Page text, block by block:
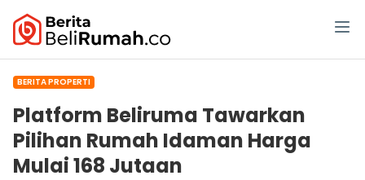
BERITA PROPERTI
Platform Beliruma Tawarkan
Pilihan Rumah Idaman Harga
Mulai 168 Jutaan